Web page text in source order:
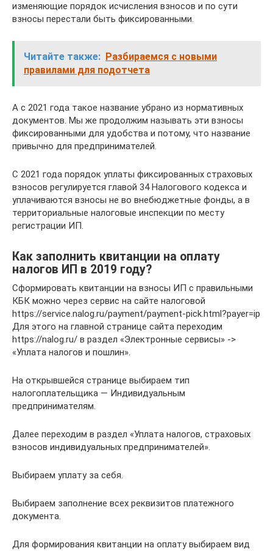
изменяющие порядок исчисления взносов и по сути
взносы перестали быть фиксированными.
Читайте также: Разбираемся с новыми
правилами для подотчета
А с 2021 года такое название убрано из нормативных
документов. Мы же продолжим называть эти взносы
фиксированными для удобства и потому, что название
привычно для предпринимателей.
С 2021 года порядок уплаты фиксированных страховых
взносов регулируется главой 34 Налогового кодекса и
уплачиваются взносы не во внебюджетные фонды, а в
территориальные налоговые инспекции по месту
регистрации ИП.
Как заполнить квитанции на оплату
налогов ИП в 2019 году?
Сформировать квитанции на взносы ИП с правильными
КБК можно через сервис на сайте налоговой
https://service.nalog.ru/payment/payment-pick.html?payer=ip
Для этого на главной странице сайта переходим
https://nalog.ru/ в раздел «Электронные сервисы» ->
«Уплата налогов и пошлин».
На открывшейся странице выбираем тип
налогоплательщика — Индивидуальным
предпринимателям.
Далее переходим в раздел «Уплата налогов, страховых
взносов индивидуальных предпринимателей».
Выбираем уплату за себя.
Выбираем заполнение всех реквизитов платежного
документа.
Для формирования квитанции на оплату выбираем вид